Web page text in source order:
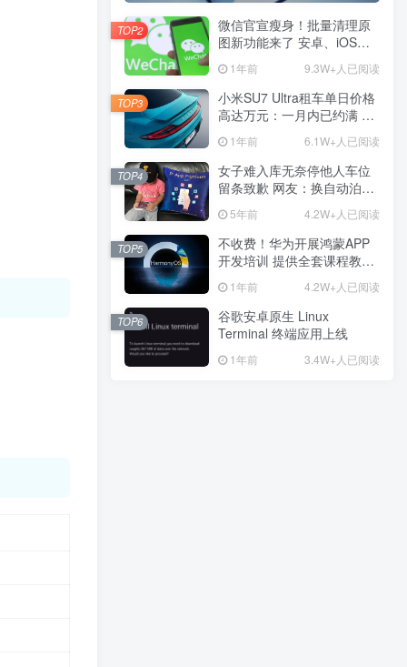
微信官宣瘦身！批量清理原
图新功能来了 安卓、iOS均
1年前 9.3W+人已阅读
TOP2
小米SU7 Ultra租车单日价格
高达万元：一月内已约满 预
1年前 6.1W+人已阅读
TOP3
女子难入库无奈停他人车位
留条致歉 网友：换自动泊车
5年前 4.2W+人已阅读
TOP4
不收费！华为开展鸿蒙APP
开发培训 提供全套课程教学
1年前 4.2W+人已阅读
TOP5
谷歌安卓原生 Linux
Terminal 终端应用上线
1年前 3.4W+人已阅读
TOP6
微信官宣瘦身！批量清理原
图新功能来了 安卓、iOS均
1年前 9.3W+人已阅读
TOP2
小米SU7 Ultra租车单日价格
高达万元：一月内已约满 预
1年前 6.1W+人已阅读
TOP3
女子难入库无奈停他人车位
留条致歉 网友：换自动泊车
5年前 4.2W+人已阅读
TOP4
不收费！华为开展鸿蒙APP
开发培训 提供全套课程教学
1年前 4.2W+人已阅读
TOP5
谷歌安卓原生 Linux
Terminal 终端应用上线
1年前 3.4W+人已阅读
TOP6